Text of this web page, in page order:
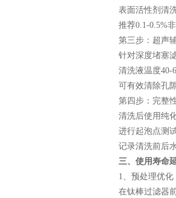
表面活性剂清洗
推荐0.1-0.5%非
第三步：超声辅
针对深度堵塞滤
清洗液温度40-
可有效清除孔隙
第四步：完整性
清洗后使用纯化
进行起泡点测试
记录清洗前后水
三、使用寿命
1、预处理优化
在钛棒过滤器前